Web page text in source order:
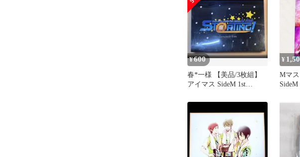
¥600
春*一様 【美品/3枚組】
アイマス SideM 1st
¥
Mマ